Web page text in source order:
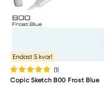
Endast 5 kvar!
(1)
Copic Sketch B00 Frost Blue